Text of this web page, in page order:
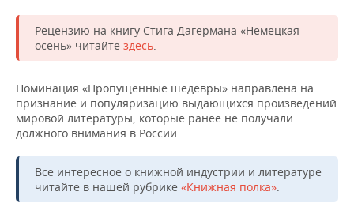
Рецензию на книгу Стига Дагермана «Немецкая
осень» читайте здесь.
Номинация «Пропущенные шедевры» направлена на
признание и популяризацию выдающихся произведений
мировой литературы, которые ранее не получали
должного внимания в России.
Все интересное о книжной индустрии и литературе
читайте в нашей рубрике «Книжная полка».